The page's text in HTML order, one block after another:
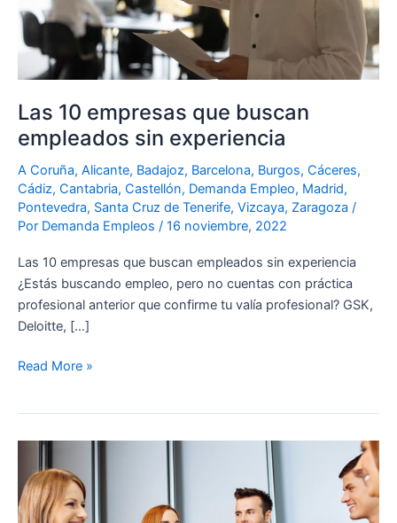
Las 10 empresas que buscan
empleados sin experiencia
A Coruña, Alicante, Badajoz, Barcelona, Burgos, Cáceres,
Cádiz, Cantabria, Castellón, Demanda Empleo, Madrid,
Pontevedra, Santa Cruz de Tenerife, Vizcaya, Zaragoza /
Por Demanda Empleos / 16 noviembre, 2022
Las 10 empresas que buscan empleados sin experiencia
¿Estás buscando empleo, pero no cuentas con práctica
profesional anterior que confirme tu valía profesional? GSK,
Deloitte, […]
sin
experiencia
Read More »
empresas
que
buscan